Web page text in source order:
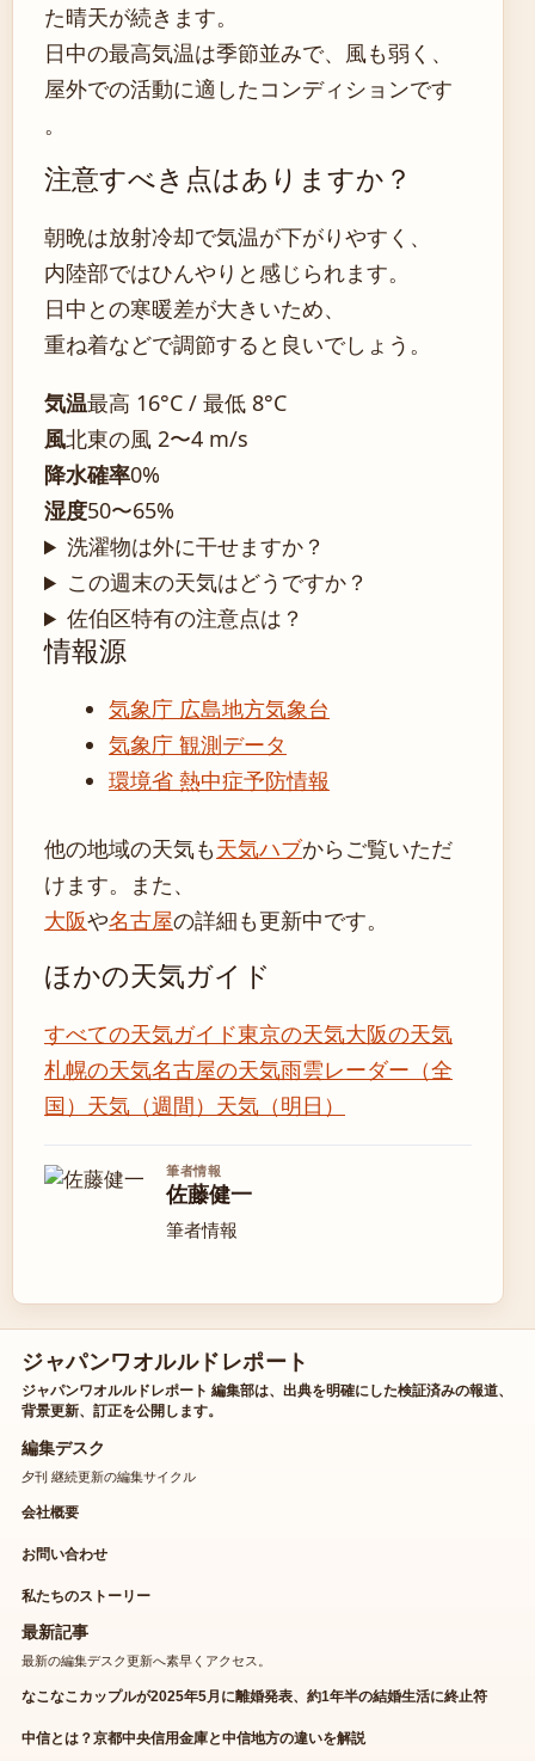
た晴天が続きます。
日中の最高気温は季節並みで、風も弱く、
屋外での活動に適したコンディションです
。
注意すべき点はありますか？
朝晩は放射冷却で気温が下がりやすく、
内陸部ではひんやりと感じられます。
日中との寒暖差が大きいため、
重ね着などで調節すると良いでしょう。
気温最高 16°C / 最低 8°C
風北東の風 2〜4 m/s
降水確率0%
湿度50〜65%
洗濯物は外に干せますか？
この週末の天気はどうですか？
佐伯区特有の注意点は？
情報源
気象庁 広島地方気象台
気象庁 観測データ
環境省 熱中症予防情報
他の地域の天気も天気ハブからご覧いただ
けます。また、
大阪や名古屋の詳細も更新中です。
ほかの天気ガイド
すべての天気ガイド東京の天気大阪の天気
札幌の天気名古屋の天気雨雲レーダー（全
国） 天気（週間） 天気（明日）
筆者情報
佐藤健一
筆者情報
ジャパンワオルルドレポート
ジャパンワオルルドレポート 編集部は、出典を明確にした検証済みの報道、
背景更新、訂正を公開します。
編集デスク
夕刊 継続更新の編集サイクル
会社概要
お問い合わせ
私たちのストーリー
最新記事
最新の編集デスク更新へ素早くアクセス。
なこなこカップルが2025年5月に離婚発表、約1年半の結婚生活に終止符
中信とは？京都中央信用金庫と中信地方の違いを解説